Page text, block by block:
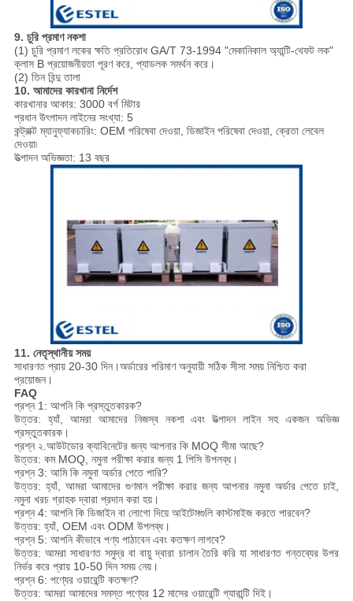
9. চুরি প্রমাণ নকশা
(1) চুরি প্রমাণ লকের ক্ষতি প্রতিরোধ GA/T 73-1994 "মেকানিকাল অ্যান্টি-থেফট লক"
ক্লাস B প্রয়োজনীয়তা পূরণ করে, প্যাডলক সমর্থন করে।
(2) তিন বিন্দু তালা
10. আমাদের কারখানা নির্দেশ
কারখানার আকার: 3000 বর্গ মিটার
প্রধান উৎপাদন লাইনের সংখ্যা: 5
কন্ট্রাক্ট ম্যানুফ্যাকচারিং: OEM পরিষেবা দেওয়া, ডিজাইন পরিষেবা দেওয়া, ক্রেতা লেবেল
দেওয়া৷
উত্পাদন অভিজ্ঞতা: 13 বছর
11. নেতৃস্থানীয় সময়
সাধারণত প্রায় 20-30 দিন।অর্ডারের পরিমাণ অনুযায়ী সঠিক সীসা সময় নিশ্চিত করা
প্রয়োজন।
FAQ
প্রশ্ন 1: আপনি কি প্রস্তুতকারক?
উত্তর: হ্যাঁ, আমরা আমাদের নিজস্ব নকশা এবং উত্পাদন লাইন সহ একজন অভিজ্ঞ
প্রস্তুতকারক।
প্রশ্ন ২.আউটডোর ক্যাবিনেটের জন্য আপনার কি MOQ সীমা আছে?
উত্তর: কম MOQ, নমুনা পরীক্ষা করার জন্য 1 পিসি উপলব্ধ।
প্রশ্ন 3: আমি কি নমুনা অর্ডার পেতে পারি?
উত্তর: হ্যাঁ, আমরা আমাদের গুণমান পরীক্ষা করার জন্য আপনার নমুনা অর্ডার পেতে চাই,
নমুনা খরচ গ্রাহক দ্বারা প্রদান করা হয়।
প্রশ্ন 4: আপনি কি ডিজাইন বা লোগো দিয়ে আইটেমগুলি কাস্টমাইজ করতে পারবেন?
উত্তর: হ্যাঁ, OEM এবং ODM উপলব্ধ।
প্রশ্ন 5: আপনি কীভাবে পণ্য পাঠাবেন এবং কতক্ষণ লাগবে?
উত্তর: আমরা সাধারণত সমুদ্র বা বায়ু দ্বারা চালান তৈরি করি যা সাধারণত গন্তব্যের উপর
নির্ভর করে প্রায় 10-50 দিন সময় নেয়।
প্রশ্ন 6: পণ্যের ওয়ারেন্টি কতক্ষণ?
উত্তর: আমরা আমাদের সমস্ত পণ্যের 12 মাসের ওয়ারেন্টি গ্যারান্টি দিই।